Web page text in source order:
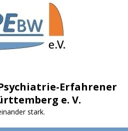
Erfahrener
e. V.
stark.